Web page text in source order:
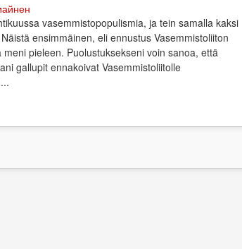
vasemmistopopulismia, ja tein samalla kaksi
ensimmäinen, eli ennustus Vasemmistoliiton
meni pieleen. Puolustuksekseni voin sanoa, että
gallupit ennakoivat Vasemmistoliitolle